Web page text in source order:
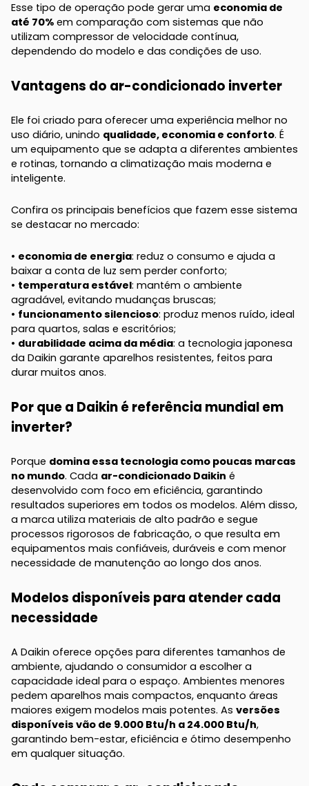
Esse tipo de operação pode gerar uma economia de
até 70% em comparação com sistemas que não
utilizam compressor de velocidade contínua,
dependendo do modelo e das condições de uso.
Vantagens do ar-condicionado inverter
Ele foi criado para oferecer uma experiência melhor no
uso diário, unindo qualidade, economia e conforto. É
um equipamento que se adapta a diferentes ambientes
e rotinas, tornando a climatização mais moderna e
inteligente.
Confira os principais benefícios que fazem esse sistema
se destacar no mercado:
• economia de energia: reduz o consumo e ajuda a
baixar a conta de luz sem perder conforto;
• temperatura estável: mantém o ambiente
agradável, evitando mudanças bruscas;
• funcionamento silencioso: produz menos ruído, ideal
para quartos, salas e escritórios;
• durabilidade acima da média: a tecnologia japonesa
da Daikin garante aparelhos resistentes, feitos para
durar muitos anos.
Por que a Daikin é referência mundial em
inverter?
Porque domina essa tecnologia como poucas marcas
no mundo. Cada ar-condicionado Daikin é
desenvolvido com foco em eficiência, garantindo
resultados superiores em todos os modelos. Além disso,
a marca utiliza materiais de alto padrão e segue
processos rigorosos de fabricação, o que resulta em
equipamentos mais confiáveis, duráveis e com menor
necessidade de manutenção ao longo dos anos.
Modelos disponíveis para atender cada
necessidade
A Daikin oferece opções para diferentes tamanhos de
ambiente, ajudando o consumidor a escolher a
capacidade ideal para o espaço. Ambientes menores
pedem aparelhos mais compactos, enquanto áreas
maiores exigem modelos mais potentes. As versões
disponíveis vão de 9.000 Btu/h a 24.000 Btu/h,
garantindo bem-estar, eficiência e ótimo desempenho
em qualquer situação.